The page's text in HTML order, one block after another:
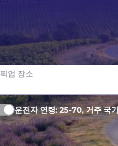
타스
픽업 장소
운전자 연령:25-70, 거주 국